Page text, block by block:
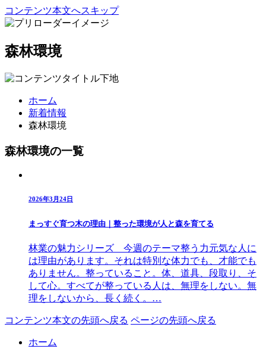
コンテンツ本文へスキップ
森林環境
ホーム
新着情報
森林環境
森林環境の一覧
2026年3月24日
まっすぐ育つ木の理由｜整った環境が人と森を育てる
林業の魅力シリーズ 今週のテーマ整う力元気な人に
は理由があります。それは特別な体力でも、才能でも
ありません。整っていること。体、道具、段取り、そ
して心。すべてが整っている人は、無理をしない。無
理をしないから、長く続く。…
コンテンツ本文の先頭へ戻る ページの先頭へ戻る
ホーム